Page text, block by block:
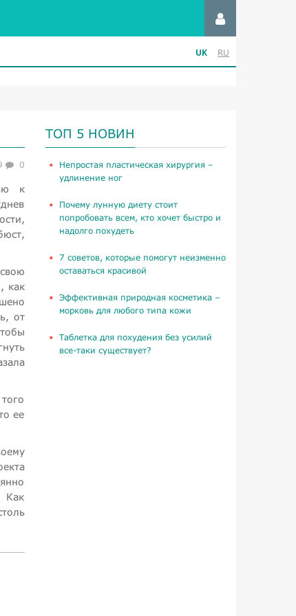
UK RU
0
к
как
от
ее
Как
ТОП 5 НОВИН
​Непростая пластическая хирургия –
удлинение ног
Почему лунную диету стоит
попробовать всем, кто хочет быстро и
надолго похудеть
​7 советов, которые помогут неизменно
оставаться красивой
​Эффективная природная косметика –
морковь для любого типа кожи
Таблетка для похудения без усилий
все-таки существует?